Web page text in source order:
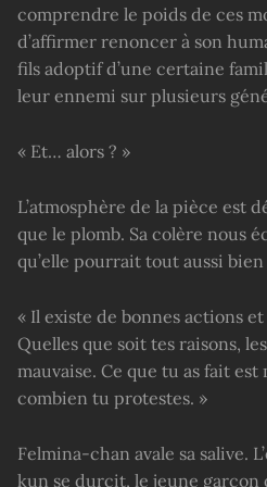
comprendre le poids de ces
d’affirmer renoncer à son
fils adoptif d’une certaine
leur ennemi sur plusieurs
« Et… alors ? »
L’atmosphère de la pièce est
que le plomb. Sa colère nous
qu’elle pourrait tout aussi bien
« Il existe de bonnes actions
Quelles que soit tes raisons,
mauvaise. Ce que tu as fait
combien tu protestes. »
Felmina-chan avale sa salive.
kun se durcit, le jeune garçon